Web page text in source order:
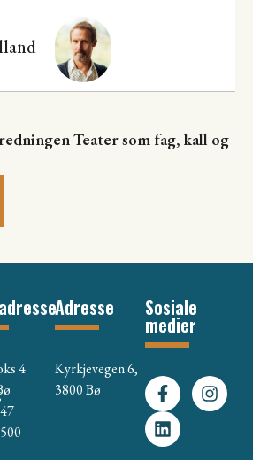
Teater som fag, kall og
4
Adresse
Kyrkjevegen 6,
3800 Bø
Sosiale
medier